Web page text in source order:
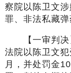
察院以陈卫文
罪、非法私藏
【一审判决
法院以陈卫文
月，并处罚金